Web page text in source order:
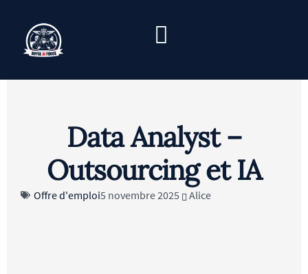
Data Analyst –
Outsourcing et IA
Offre d'emploi5 novembre 2025 Alice